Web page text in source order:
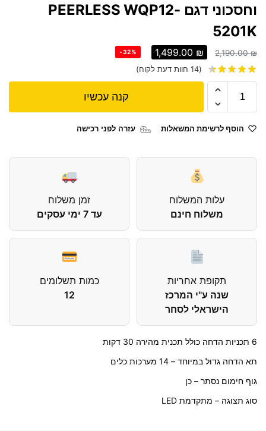
וחסכוני דגם PEERLESS WQP12-
5201K
2,190.00₪
1,499.00 ₪
-32%
(
14 חוות דעת לקוח)
קנה עכשיו
הוסף לרשימת המשאלות עזרה לפני רכישה
עלות המשלוח
משלוח חינם
זמן משלוח
עד 7 ימי עסקים
תקופת אחריות
שנה ע"י המרכז
הישראלי לסחר
כמות תשלומים
12
6 תכניות הדחה כולל תכנית מהירה 30 דקות
תא הדחה גדול במיוחד – 14 מערכות כלים
גוף חימום נסתר – כן
סוג תצוגה – מתקדמת LED